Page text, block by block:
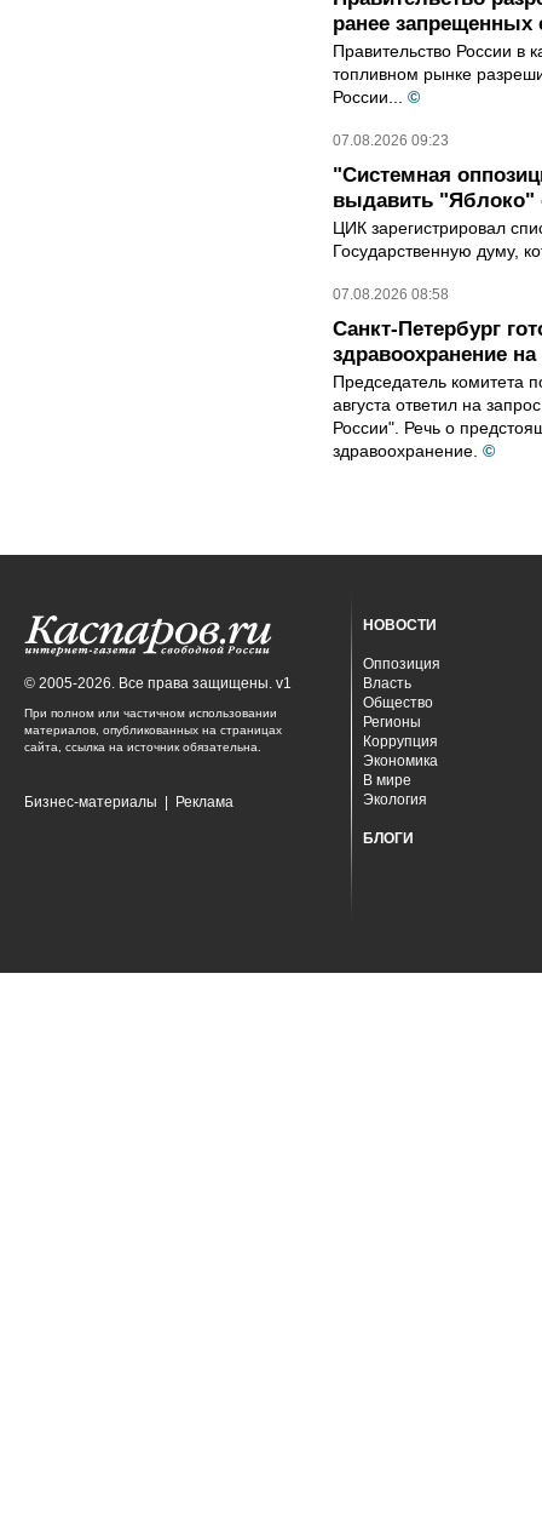
ранее запрещенных
Правительство России в
топливном рынке
России...
©
07.08.2026 09:23
"Системная
выдавить "Яблоко"
ЦИК зарегистрировал
Государственную думу,
07.08.2026 08:58
Санкт-Петербург
здравоохранение на
Председатель комитета
августа ответил на
России". Речь о
здравоохранение. ©
© 2005-2026. Все права защищены. v1
При полном или частичном использовании
материалов, опубликованных на страницах
сайта, ссылка на источник обязательна.
Бизнес-материалы Реклама
НОВОСТИ
Оппозиция
Власть
Общество
Регионы
Коррупция
Экономика
В мире
Экология
БЛОГИ